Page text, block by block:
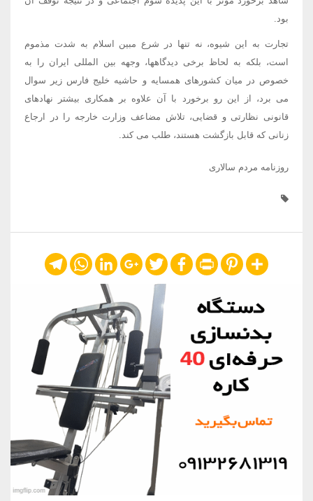
بود.
تجارت به این شیوه، نه تنها در شرع مبین اسلام به شدت مذموم
است، بلکه به لحاظ برخی دیدگاهها، وجهه بین المللی ایران را به
خصوص در میان کشورهای همسایه و حاشیه خلیج فارس زیر سوال
می برد، از این رو برخورد با آن علاوه بر همکاری بیشتر نهادهای
قانونی نظارتی و قضایی، تلاش مضاعف وزارت خارجه را در ارجاع
زنانی که قابل بازگشت هستند، طلب می کند.
روزنامه مردم سالاری
Share
Pinterest
Print
Facebook
Twitter
Google+
LinkedIn
WhatsApp
Telegram